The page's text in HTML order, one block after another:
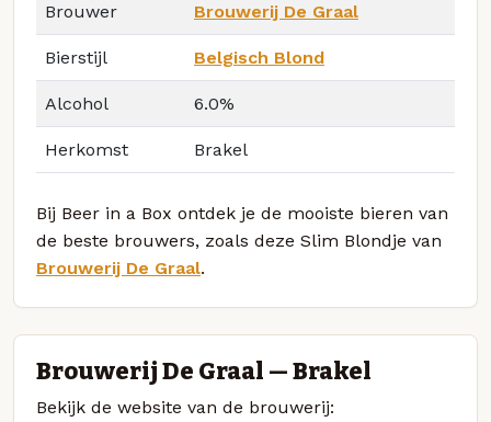
Brouwer Brouwerij De Graal
Bierstijl Belgisch Blond
Alcohol 6.0%
Herkomst Brakel
Bij Beer in a Box ontdek je de mooiste bieren van
de beste brouwers, zoals deze Slim Blondje van
Brouwerij De Graal.
Brouwerij De Graal — Brakel
Bekijk de website van de brouwerij: